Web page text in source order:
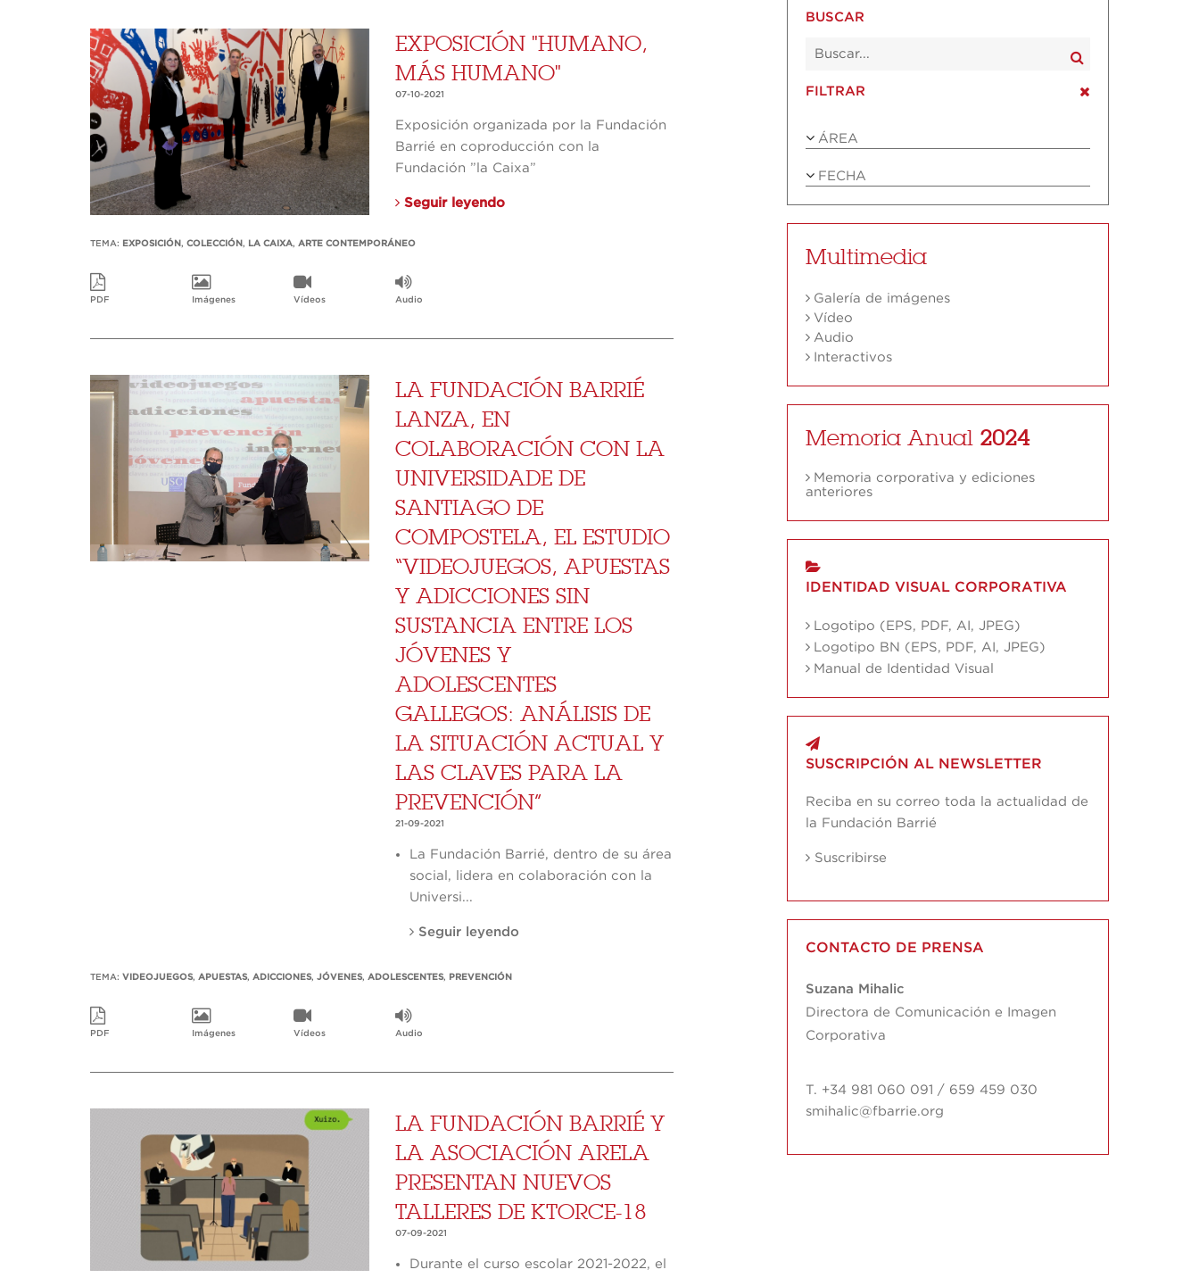
BUSCAR
FILTRAR
ÁREA
FECHA
Multimedia
Galería de imágenes
Vídeo
Audio
Interactivos
Memoria Anual 2024
Memoria corporativa y ediciones
anteriores
IDENTIDAD VISUAL CORPORATIVA
Logotipo (EPS, PDF, AI, JPEG)
Logotipo BN (EPS, PDF, AI, JPEG)
Manual de Identidad Visual
SUSCRIPCIÓN AL NEWSLETTER
Reciba en su correo toda la actualidad de
la Fundación Barrié
Suscribirse
CONTACTO DE PRENSA
Suzana Mihalic
Directora de Comunicación e Imagen
Corporativa
T. +34 981 060 091 / 659 459 030
smihalic@fbarrie.org
EXPOSICIÓN "HUMANO,
MÁS HUMANO"
07-10-2021
Exposición organizada por la Fundación
Barrié en coproducción con la
Fundación ”la Caixa”
Seguir leyendo
TEMA: EXPOSICIÓN , COLECCIÓN , LA CAIXA, ARTE CONTEMPORÁNEO
PDF Imágenes Vídeos Audio
LA FUNDACIÓN BARRIÉ
LANZA, EN
COLABORACIÓN CON LA
UNIVERSIDADE DE
SANTIAGO DE
COMPOSTELA, EL ESTUDIO
“VIDEOJUEGOS, APUESTAS
Y ADICCIONES SIN
SUSTANCIA ENTRE LOS
JÓVENES Y
ADOLESCENTES
GALLEGOS: ANÁLISIS DE
LA SITUACIÓN ACTUAL Y
LAS CLAVES PARA LA
PREVENCIÓN”
21-09-2021
La Fundación Barrié, dentro de su área
social, lidera en colaboración con la
Universi...
Seguir leyendo
TEMA: VIDEOJUEGOS, APUESTAS, ADICCIONES, JÓVENES, ADOLESCENTES, PREVENCIÓN
PDF Imágenes Vídeos Audio
LA FUNDACIÓN BARRIÉ Y
LA ASOCIACIÓN ARELA
PRESENTAN NUEVOS
TALLERES DE KTORCE-18
07-09-2021
Durante el curso escolar 2021-2022, el